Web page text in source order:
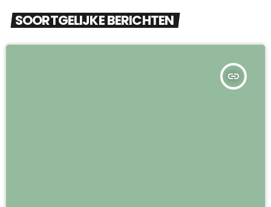
SOORTGELIJKE BERICHTEN
insert_link